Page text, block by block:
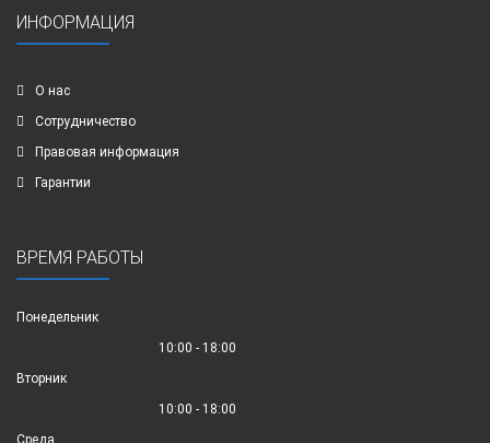
ИНФОРМАЦИЯ
О нас
Сотрудничество
Правовая информация
Гарантии
ВРЕМЯ РАБОТЫ
Понедельник
10:00 - 18:00
Вторник
10:00 - 18:00
Среда